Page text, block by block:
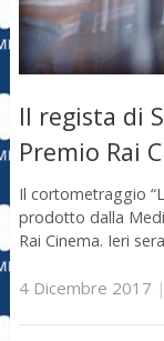
Il regista di
Premio Rai
Il cortometraggio
prodotto dalla
Rai Cinema. Ieri
4 Dicembre 2017 |